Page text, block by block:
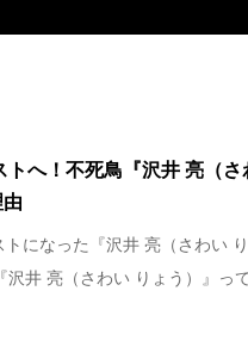
トへ！不死鳥『沢井 亮（さ
トになった『沢井 亮（さわい
沢井 亮（さわい りょう）』っ